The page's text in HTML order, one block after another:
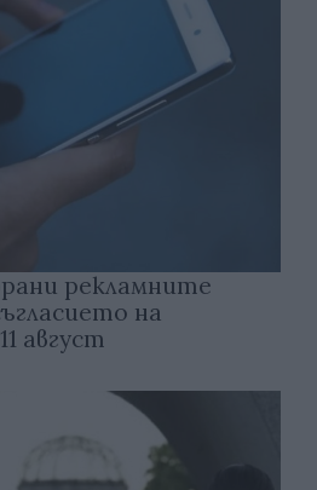
рекламните
на
август